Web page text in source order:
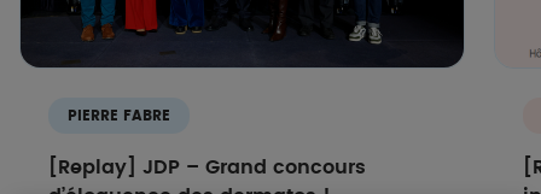
PIERRE FABRE
[Replay] JDP – Grand concours